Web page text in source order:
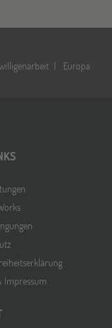
Europa
Impressum